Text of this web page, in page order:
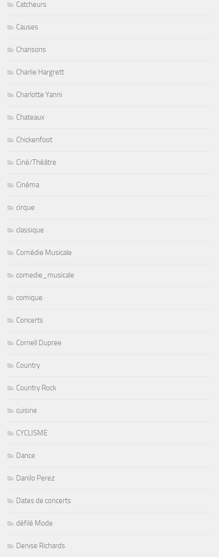
Catcheurs
Causes
Chansons
Charlie Hargrett
Charlotte Yanni
Chateaux
Chickenfoot
Ciné/Théâtre
Cinéma
cirque
classique
Comédie Musicale
comedie_musicale
comique
Concerts
Cornell Dupree
Country
Country Rock
cuisine
CYCLISME
Dance
Danilo Perez
Dates de concerts
défilé Mode
Denise Richards